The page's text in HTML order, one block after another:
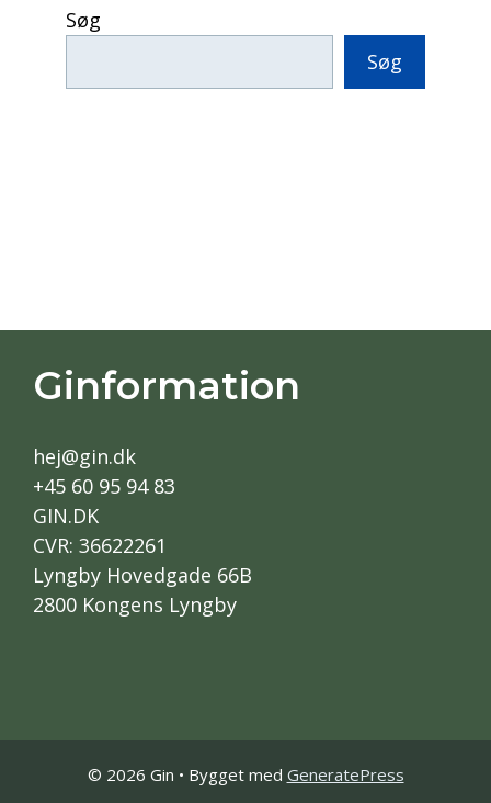
Søg
Søg
Ginformation
hej@gin.dk
+45 60 95 94 83
GIN.DK
CVR: 36622261
Lyngby Hovedgade 66B
2800 Kongens Lyngby
© 2026 Gin • Bygget med GeneratePress